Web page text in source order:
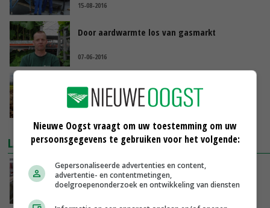
15-08-2016
Door aardwarmte los van gasmarkt
07-06-2016
'Greenport minder afhankelijk van politiek'
27-05-2016
LAATSTE NIEUWS
‘Door hittegolf is aantal terugkomers bij
zeugen verdubbeld’
Nieuwe Oogst vraagt om uw toestemming om uw
persoonsgegevens te gebruiken voor het volgende:
Gepersonaliseerde advertenties en content,
advertentie- en contentmetingen,
doelgroepenonderzoek en ontwikkeling van diensten